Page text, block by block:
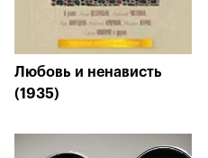
Любовь и ненависть
(1935)